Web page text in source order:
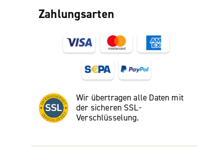
Zahlungsarten
Wir übertragen alle Daten mit
der sicheren SSL-
Verschlüsselung.